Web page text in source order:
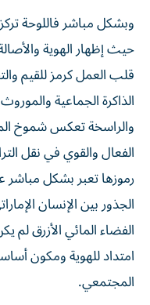
وبشكل مباشر فاللوحة
حيث إظهار الهوية
قلب العمل كرمز للقيم
الذاكرة الجماعية
والراسخة تعكس شموخ
الفعال والقوي في نقل
رموزها تعبر بشكل مباشر
الجذور بين الإنسان
الفضاء المائي الأزرق
امتداد للهوية ومكون
المجتمعي.